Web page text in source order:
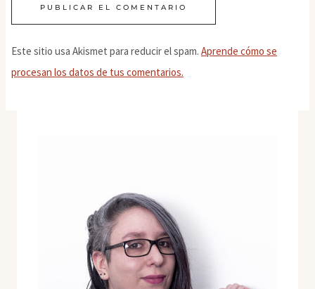
Este sitio usa Akismet para reducir el spam. Aprende cómo se
procesan los datos de tus comentarios.